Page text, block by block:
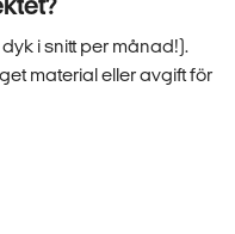
i snitt per månad!).
material eller avgift för